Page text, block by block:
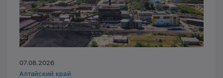
07.08.2026
Алтайский край